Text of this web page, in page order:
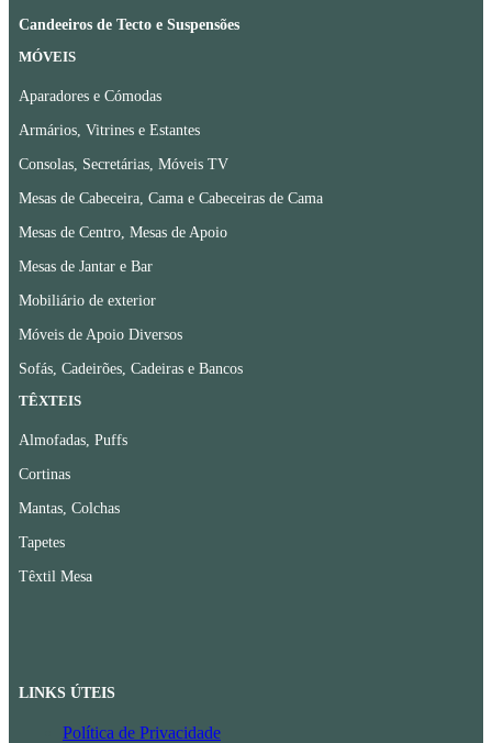
Candeeiros de Tecto e Suspensões
MÓVEIS
Aparadores e Cómodas
Armários, Vitrines e Estantes
Consolas, Secretárias, Móveis TV
Mesas de Cabeceira, Cama e Cabeceiras de Cama
Mesas de Centro, Mesas de Apoio
Mesas de Jantar e Bar
Mobiliário de exterior
Móveis de Apoio Diversos
Sofás, Cadeirões, Cadeiras e Bancos
TÊXTEIS
Almofadas, Puffs
Cortinas
Mantas, Colchas
Tapetes
Têxtil Mesa
LINKS ÚTEIS
Política de Privacidade